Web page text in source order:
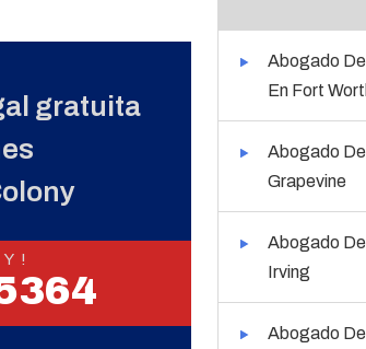
gratuita
Abogado
En Fort
Abogado
Grapevine
Abogado
Irving
Abogado